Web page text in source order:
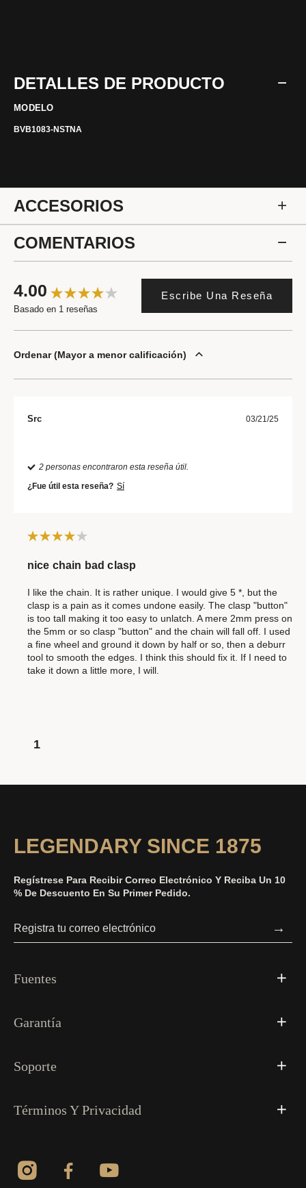
DETALLES DE PRODUCTO
MODELO
BVB1083-NSTNA
ACCESORIOS
COMENTARIOS
4.00
Basado en 1 reseñas
Escribe Una Reseña
Ordenar Mayor a menor calificación
Src 03/21/25
2 personas encontraron esta reseña útil.
¿Fue útil esta reseña? Sí
nice chain bad clasp
I like the chain. It is rather unique. I would give 5 *, but the
clasp is a pain as it comes undone easily. The clasp "button"
is too tall making it too easy to unlatch. A mere 2mm press on
the 5mm or so clasp "button" and the chain will fall off. I used
a fine wheel and ground it down by half or so, then a deburr
tool to smooth the edges. I think this should fix it. If I need to
take it down a little more, I will.
1
LEGENDARY SINCE 1875
Regístrese Para Recibir Correo Electrónico Y Reciba Un 10
% De Descuento En Su Primer Pedido.
→
Fuentes
Garantía
Soporte
Términos Y Privacidad